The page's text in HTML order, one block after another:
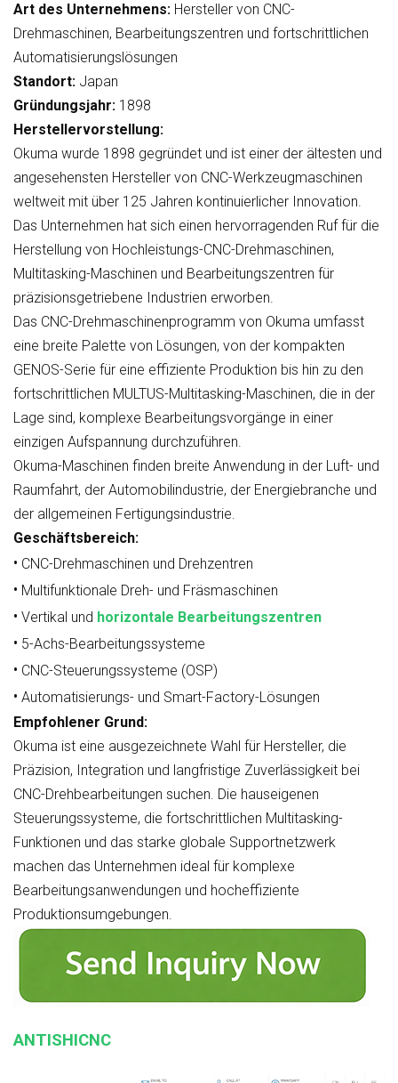
Art des Unternehmens: Hersteller von CNC-
Drehmaschinen, Bearbeitungszentren und fortschrittlichen
Automatisierungslösungen
Standort: Japan
Gründungsjahr: 1898
Herstellervorstellung:
Okuma wurde 1898 gegründet und ist einer der ältesten und
angesehensten Hersteller von CNC-Werkzeugmaschinen
weltweit mit über 125 Jahren kontinuierlicher Innovation.
Das Unternehmen hat sich einen hervorragenden Ruf für die
Herstellung von Hochleistungs-CNC-Drehmaschinen,
Multitasking-Maschinen und Bearbeitungszentren für
präzisionsgetriebene Industrien erworben.
Das CNC-Drehmaschinenprogramm von Okuma umfasst
eine breite Palette von Lösungen, von der kompakten
GENOS-Serie für eine effiziente Produktion bis hin zu den
fortschrittlichen MULTUS-Multitasking-Maschinen, die in der
Lage sind, komplexe Bearbeitungsvorgänge in einer
einzigen Aufspannung durchzuführen.
Okuma-Maschinen finden breite Anwendung in der Luft- und
Raumfahrt, der Automobilindustrie, der Energiebranche und
der allgemeinen Fertigungsindustrie.
Geschäftsbereich:
• CNC-Drehmaschinen und Drehzentren
• Multifunktionale Dreh- und Fräsmaschinen
• Vertikal und horizontale Bearbeitungszentren
• 5-Achs-Bearbeitungssysteme
• CNC-Steuerungssysteme (OSP)
• Automatisierungs- und Smart-Factory-Lösungen
Empfohlener Grund:
Okuma ist eine ausgezeichnete Wahl für Hersteller, die
Präzision, Integration und langfristige Zuverlässigkeit bei
CNC-Drehbearbeitungen suchen. Die hauseigenen
Steuerungssysteme, die fortschrittlichen Multitasking-
Funktionen und das starke globale Supportnetzwerk
machen das Unternehmen ideal für komplexe
Bearbeitungsanwendungen und hocheffiziente
Produktionsumgebungen.
ANTISHICNC